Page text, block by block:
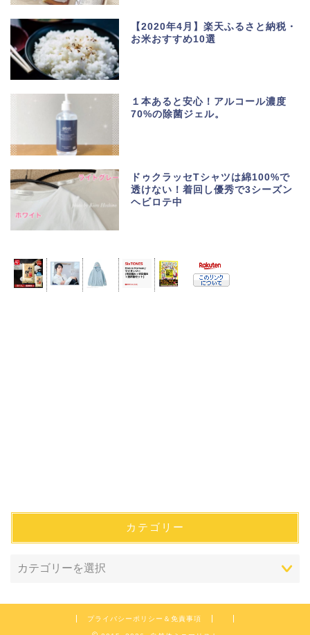
【2020年4月】楽天ふるさと納税・
お米おすすめ10選
１本あると安心！アルコール濃度
70%の除菌ジェル。
ドゥクラッセTシャツは綿100%で
透けない！着回し優秀で3シーズン
ヘビロテ中
カテゴリー
プライバシーポリシー＆免責事項